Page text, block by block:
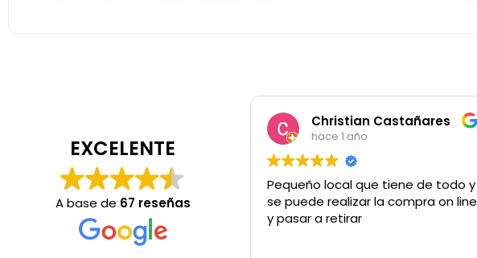
EXCELENTE
A base de 67 reseñas
Christian Castañares
hace 1 año
Pequeño local que tiene de todo y
se puede realizar la compra on line
y pasar a retirar